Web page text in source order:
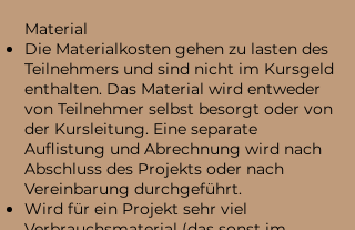
Material
Die Materialkosten gehen zu lasten des
Teilnehmers und sind nicht im Kursgeld
enthalten. Das Material wird entweder
von Teilnehmer selbst besorgt oder von
der Kursleitung. Eine separate
Auflistung und Abrechnung wird nach
Abschluss des Projekts oder nach
Vereinbarung durchgeführt.
Wird für ein Projekt sehr viel